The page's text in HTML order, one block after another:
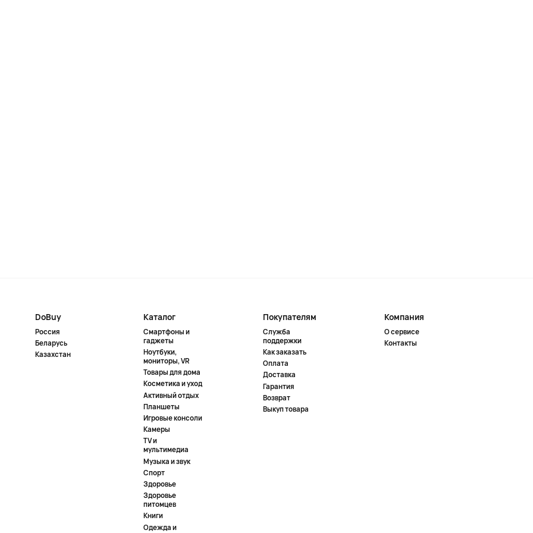
DoBuy
Россия
Беларусь
Казахстан
Каталог
Смартфоны и
гаджеты
Ноутбуки,
мониторы, VR
Товары для дома
Косметика и уход
Активный отдых
Планшеты
Игровые консоли
Камеры
TV и
мультимедиа
Музыка и звук
Спорт
Здоровье
Здоровье
питомцев
Книги
Одежда и
Покупателям
Служба
поддержки
Как заказать
Оплата
Доставка
Гарантия
Возврат
Выкуп товара
Компания
О сервисе
Контакты